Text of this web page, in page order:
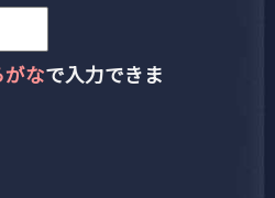
なで入力できま